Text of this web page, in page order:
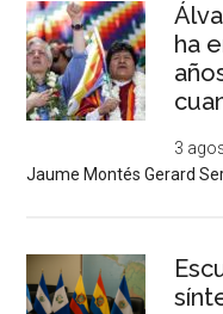
ha
3
Jaume Montés Gerard